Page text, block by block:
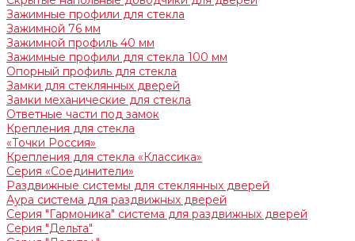
Зажимные профили для стекла
Зажимной 76 мм
Зажимной профиль 40 мм
Зажимные профили для стекла 100 мм
Опорный профиль для стекла
Замки для стеклянных дверей
Замки механические для стекла
Ответные части под замок
Крепления для стекла
«Точки Россия»
Крепления для стекла «Классика»
Серия «Соединители»
Раздвижные системы для стеклянных дверей
Аура система для раздвижных дверей
Серия "Гармоника" система для раздвижных дверей
Серия "Дельта"